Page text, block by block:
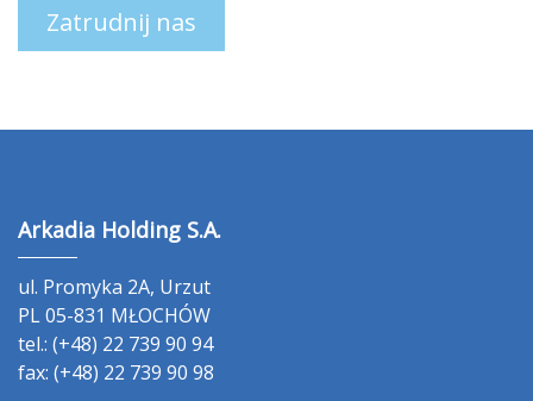
Zatrudnij nas
Arkadia Holding S.A.
ul. Promyka 2A, Urzut
PL 05-831 MŁOCHÓW
tel.: (+48) 22 739 90 94
fax: (+48) 22 739 90 98